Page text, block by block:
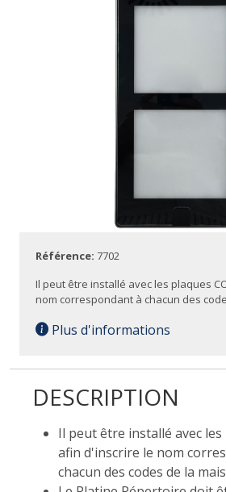
Référence: 7702
Il peut être installé avec les plaques
nom correspondant à chacun des
Plus d'informations
DESCRIPTION
Il peut être installé avec les
afin d'inscrire le nom
chacun des codes de la